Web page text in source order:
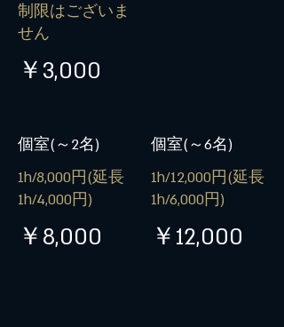
制限はございま
せん
￥3,000
個室(～2名)
1h/8,000円(延長
1h/4,000円)
￥8,000
個室(～6名)
1h/12,000円(延長
1h/6,000円)
￥12,000